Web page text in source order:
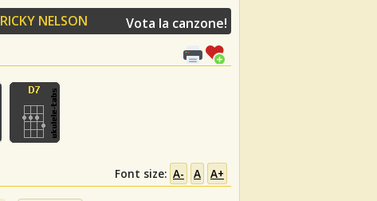
RICKY NELSON
Vota la canzone!
Font size: A- A A+